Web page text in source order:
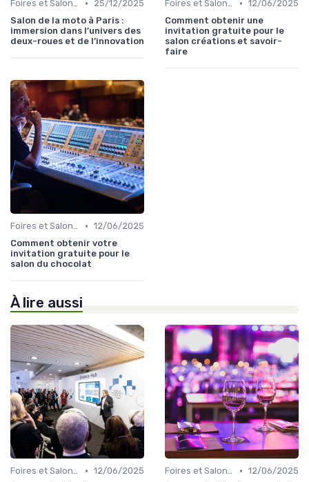
Foires et Salons Grand Public •
25/12/2025
Salon de la moto à Paris :
immersion dans l’univers des
deux-roues et de l’innovation
Foires et Salons Grand Public • 12/06/2025
Comment obtenir une
invitation gratuite pour le
salon créations et savoir-
faire
Foires et Salons Grand Public • 12/06/2025
Comment obtenir votre
invitation gratuite pour le
salon du chocolat
À lire aussi
Foires et Salons Grand Public • 12/06/2025
Foires et Salons Grand Public • 12/06/2025